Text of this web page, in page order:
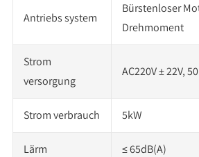
Antriebs system
Bürstenloser
Drehmoment
Strom
versorgung
AC220V ± 22V,
Strom verbrauch 5kW
Lärm ≤ 65dB(A)